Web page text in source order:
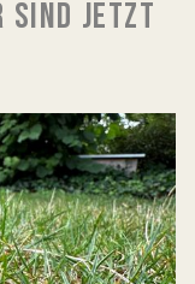
SIND JETZT